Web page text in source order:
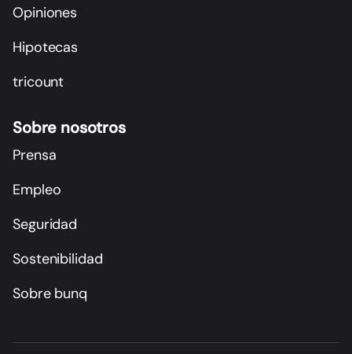
Opiniones
Hipotecas
tricount
Sobre nosotros
Prensa
Empleo
Seguridad
Sostenibilidad
Sobre bunq